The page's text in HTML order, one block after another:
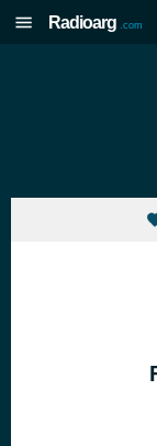
Radioarg .com